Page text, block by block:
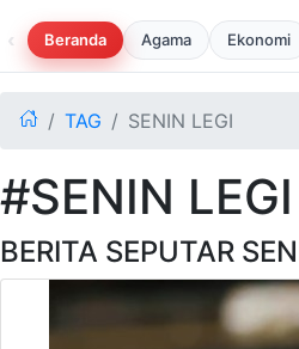
‹ Beranda Agama Ekonomi
TAG SENIN LEGI
#SENIN LEGI
BERITA SEPUTAR